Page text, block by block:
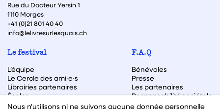
Rue du Docteur Yersin 1
1110 Morges
+41 (0)21 801 40 40
info@lelivresurlesquais.ch
Le festival
L’équipe
Le Cercle des ami·e·s
Librairies partenaires
Écoles
F.A.Q
Bénévoles
Presse
Les partenaires
Responsabilité sociétale
Archive des éditions
Nous n'utilisons ni ne suivons aucune donnée personnelle